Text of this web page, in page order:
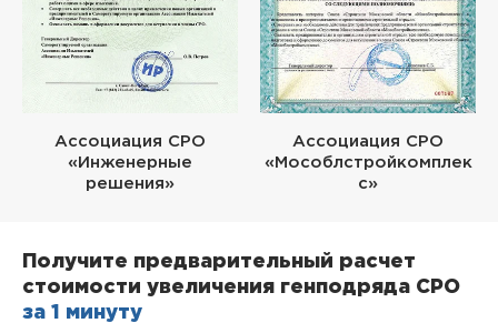
Ассоциация СРО
«Инженерные
решения»
Ассоциация СРО
«Мособлстройкомплек
с»
Получите предварительный расчет
стоимости увеличения генподряда СРО
за 1 минуту